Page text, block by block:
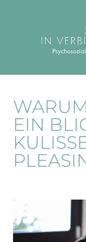
EIN